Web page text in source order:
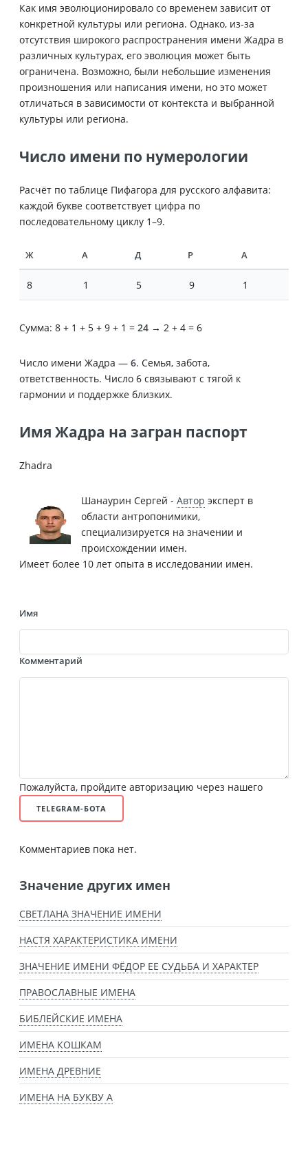
Как имя эволюционировало со временем зависит от
конкретной культуры или региона. Однако, из-за
отсутствия широкого распространения имени Жадра в
различных культурах, его эволюция может быть
ограничена. Возможно, были небольшие изменения
произношения или написания имени, но это может
отличаться в зависимости от контекста и выбранной
культуры или региона.
Число имени по нумерологии
Расчёт по таблице Пифагора для русского алфавита:
каждой букве соответствует цифра по
последовательному циклу 1–9.
Ж А Д Р А
8 1 5 9 1
Сумма: 8 + 1 + 5 + 9 + 1 = 24 → 2 + 4 = 6
Число имени Жадра — 6. Семья, забота,
ответственность. Число 6 связывают с тягой к
гармонии и поддержке близких.
Имя Жадра на загран паспорт
Zhadra
Шанаурин Сергей - Автор эксперт в
области антропонимики,
специализируется на значении и
происхождении имен.
Имеет более 10 лет опыта в исследовании имен.
Имя
Комментарий
Пожалуйста, пройдите авторизацию через нашего
TELEGRAM-БОТА
Комментариев пока нет.
Значение других имен
СВЕТЛАНА ЗНАЧЕНИЕ ИМЕНИ
НАСТЯ ХАРАКТЕРИСТИКА ИМЕНИ
ЗНАЧЕНИЕ ИМЕНИ ФЁДОР ЕЕ СУДЬБА И ХАРАКТЕР
ПРАВОСЛАВНЫЕ ИМЕНА
БИБЛЕЙСКИЕ ИМЕНА
ИМЕНА КОШКАМ
ИМЕНА ДРЕВНИЕ
ИМЕНА НА БУКВУ А